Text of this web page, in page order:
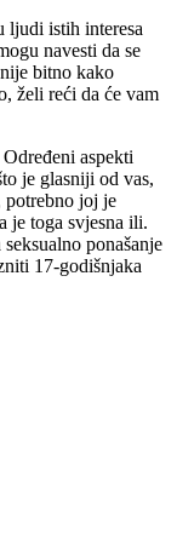
ljudi istih interesa
navesti da se
bitno kako
želi reći da će vam
aspekti
je glasniji od vas,
potrebno joj je
je toga svjesna ili.
ponašanje
17-godišnjaka